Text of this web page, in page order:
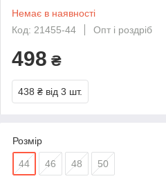
Немає в наявності
Код: 21455-44
Опт і роздріб
498 ₴
438 ₴ від 3 шт.
Розмір
44 46 48 50